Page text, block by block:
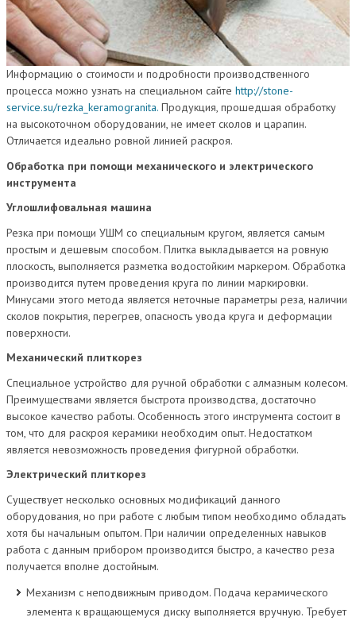
Информацию о стоимости и подробности производственного
процесса можно узнать на специальном сайте http://stone-
service.su/rezka_keramogranita. Продукция, прошедшая обработку
на высокоточном оборудовании, не имеет сколов и царапин.
Отличается идеально ровной линией раскроя.
Обработка при помощи механического и электрического
инструмента
Углошлифовальная машина
Резка при помощи УШМ со специальным кругом, является самым
простым и дешевым способом. Плитка выкладывается на ровную
плоскость, выполняется разметка водостойким маркером. Обработка
производится путем проведения круга по линии маркировки.
Минусами этого метода является неточные параметры реза, наличии
сколов покрытия, перегрев, опасность увода круга и деформации
поверхности.
Механический плиткорез
Специальное устройство для ручной обработки с алмазным колесом.
Преимуществами является быстрота производства, достаточно
высокое качество работы. Особенность этого инструмента состоит в
том, что для раскроя керамики необходим опыт. Недостатком
является невозможность проведения фигурной обработки.
Электрический плиткорез
Существует несколько основных модификаций данного
оборудования, но при работе с любым типом необходимо обладать
хотя бы начальным опытом. При наличии определенных навыков
работа с данным прибором производится быстро, а качество реза
получается вполне достойным.
Механизм с неподвижным приводом. Подача керамического
элемента к вращающемуся диску выполняется вручную. Требует